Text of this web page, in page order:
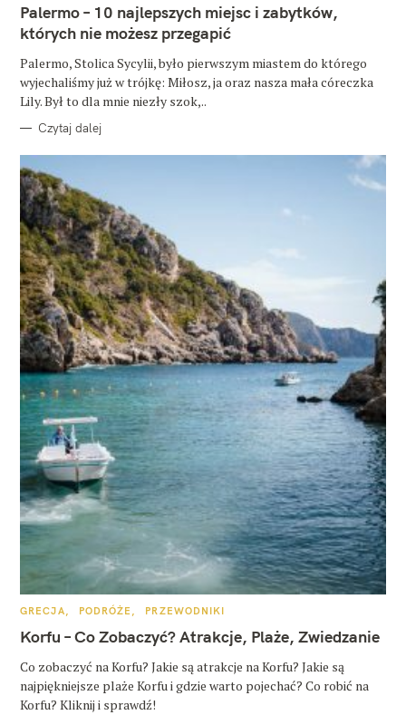
G
R
Palermo – 10 najlepszych miejsc i zabytków,
których nie możesz przegapić
Palermo, Stolica Sycylii, było pierwszym miastem do którego
wyjechaliśmy już w trójkę: Miłosz, ja oraz nasza mała córeczka
Lily. Był to dla mnie niezły szok,..
Czytaj dalej
K
T
E
O
R
I
GRECJA PODRÓŻE PRZEWODNIKI
Korfu – Co Zobaczyć? Atrakcje, Plaże, Zwiedzanie
Co zobaczyć na Korfu? Jakie są atrakcje na Korfu? Jakie są
najpiękniejsze plaże Korfu i gdzie warto pojechać? Co robić na
Korfu? Kliknij i sprawdź!